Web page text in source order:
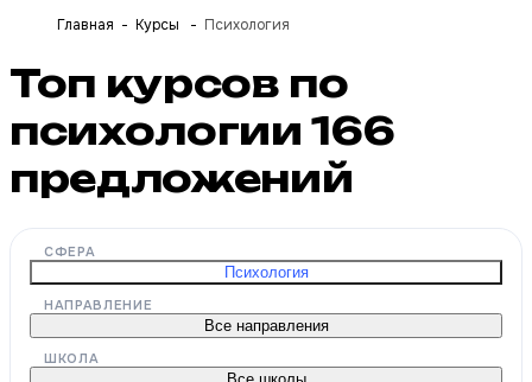
Главная Курсы Психология
Топ курсов по
психологии166
предложений
СФЕРА
Психология
НАПРАВЛЕНИЕ
Все направления
ШКОЛА